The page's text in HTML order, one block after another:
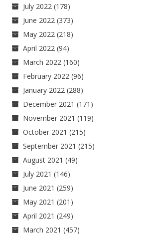
July 2022 (178)
June 2022 (373)
May 2022 (218)
April 2022 (94)
March 2022 (160)
February 2022 (96)
January 2022 (288)
December 2021 (171)
November 2021 (119)
October 2021 (215)
September 2021 (215)
August 2021 (49)
July 2021 (146)
June 2021 (259)
May 2021 (201)
April 2021 (249)
March 2021 (457)